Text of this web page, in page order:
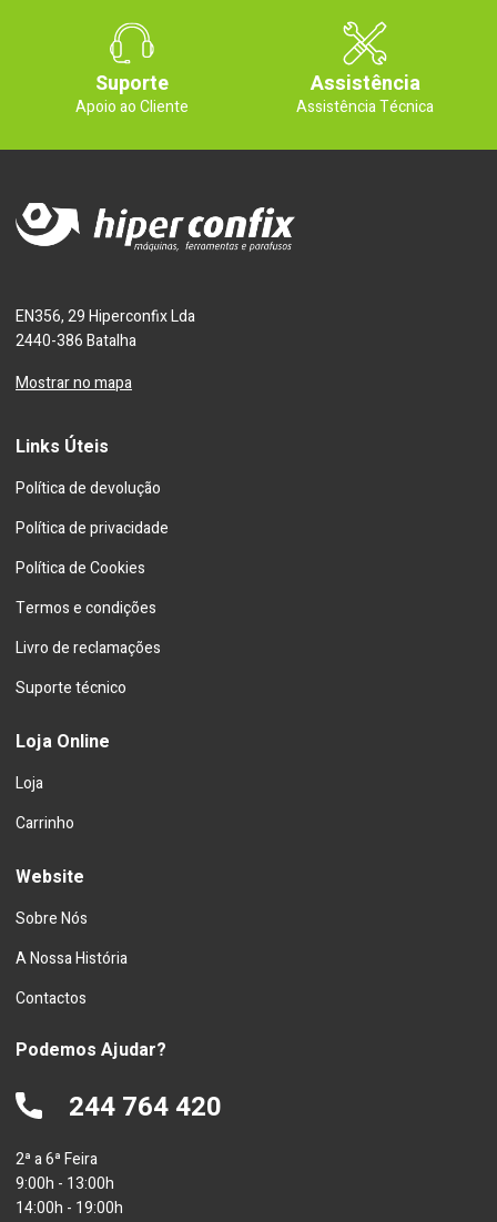
Suporte
Apoio ao Cliente
Assistência
Assistência Técnica
EN356, 29 Hiperconfix Lda
2440-386 Batalha
Mostrar no mapa
Links Úteis
Política de devolução
Política de privacidade
Política de Cookies
Termos e condições
Livro de reclamações
Suporte técnico
Loja Online
Loja
Carrinho
Website
Sobre Nós
A Nossa História
Contactos
Podemos Ajudar?
244 764 420
2ª a 6ª Feira
9:00h - 13:00h
14:00h - 19:00h